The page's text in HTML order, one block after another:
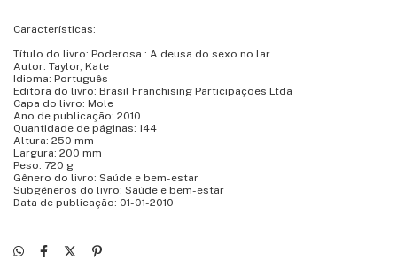
Características:
Título do livro: Poderosa : A deusa do sexo no lar
Autor: Taylor, Kate
Idioma: Português
Editora do livro: Brasil Franchising Participações Ltda
Capa do livro: Mole
Ano de publicação: 2010
Quantidade de páginas: 144
Altura: 250 mm
Largura: 200 mm
Peso: 720 g
Gênero do livro: Saúde e bem-estar
Subgêneros do livro: Saúde e bem-estar
Data de publicação: 01-01-2010